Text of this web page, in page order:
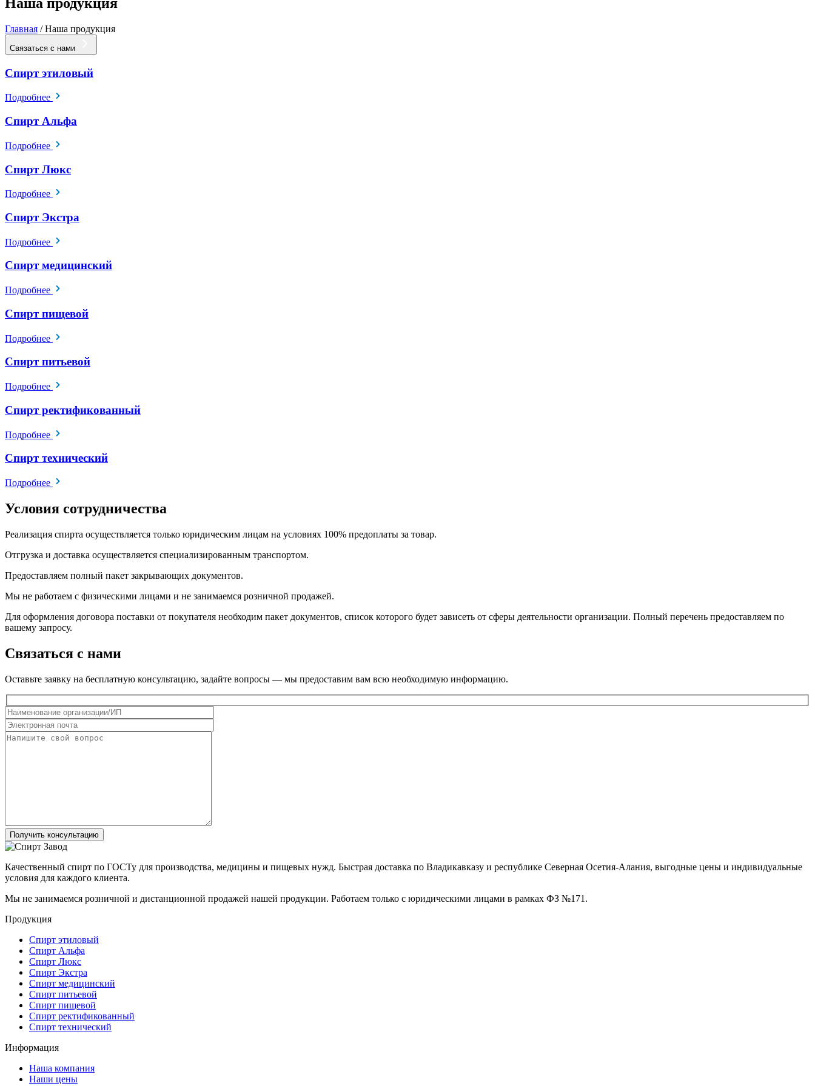
Главная /Наша продукция
Связаться с нами
Спирт этиловый
Подробнее
Спирт Альфа
Подробнее
Спирт Люкс
Подробнее
Спирт Экстра
Подробнее
Спирт медицинский
Подробнее
Спирт пищевой
Подробнее
Спирт питьевой
Подробнее
Спирт ректификованный
Подробнее
Спирт технический
Подробнее
Условия сотрудничества
Реализация спирта осуществляется только юридическим лицам на условиях 100% предоплаты за товар.
Отгрузка и доставка осуществляется специализированным транспортом.
Предоставляем полный пакет закрывающих документов.
Мы не работаем с физическими лицами и не занимаемся розничной продажей.
Для оформления договора поставки от покупателя необходим пакет документов, список которого будет зависеть от сферы деятельности организации. Полный перечень предоставляем по
вашему запросу.
Связаться с нами
Оставьте заявку на бесплатную консультацию, задайте вопросы — мы предоставим вам всю необходимую информацию.
Получить консультацию
Качественный спирт по ГОСТу для производства, медицины и пищевых нужд. Быстрая доставка по Владикавказу и республике Северная Осетия-Алания, выгодные цены и индивидуальные
условия для каждого клиента.
Мы не занимаемся розничной и дистанционной продажей нашей продукции. Работаем только с юридическими лицами в рамках ФЗ №171.
Продукция
Спирт этиловый
Спирт Альфа
Спирт Люкс
Спирт Экстра
Спирт медицинский
Спирт питьевой
Спирт пищевой
Спирт ректификованный
Спирт технический
Информация
Наша компания
Наши цены